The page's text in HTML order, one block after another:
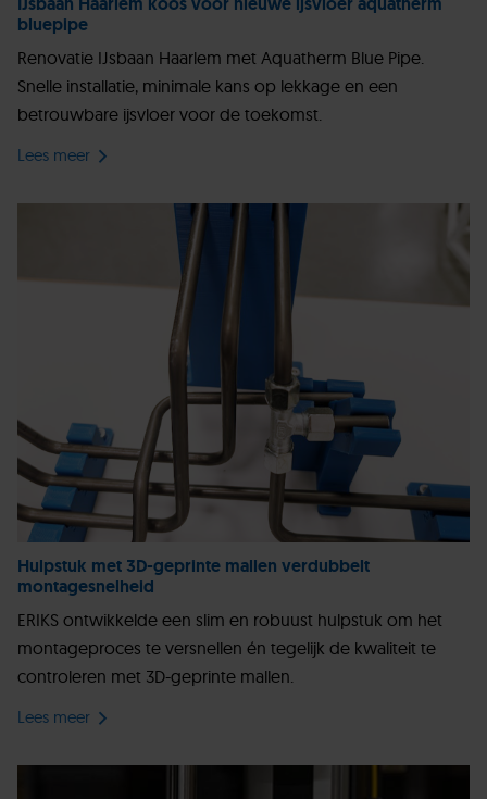
bluepipe
Renovatie IJsbaan Haarlem met Aquatherm Blue Pipe.
Snelle installatie, minimale kans op lekkage en een
betrouwbare ijsvloer voor de toekomst.
Lees meer
Hulpstuk met 3D-geprinte mallen verdubbelt
montagesnelheid
ERIKS ontwikkelde een slim en robuust hulpstuk om het
montageproces te versnellen én tegelijk de kwaliteit te
controleren met 3D-geprinte mallen.
Lees meer